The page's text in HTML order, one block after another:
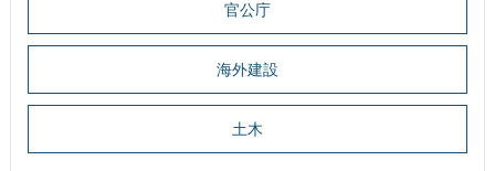
官公庁
海外建設
土木